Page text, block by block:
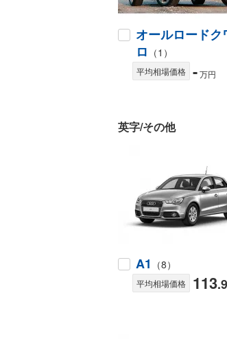
オールロードク
ロ （1）
平均相場価格 -万円
英字/その他
A1 （8）
平均相場価格 113.9